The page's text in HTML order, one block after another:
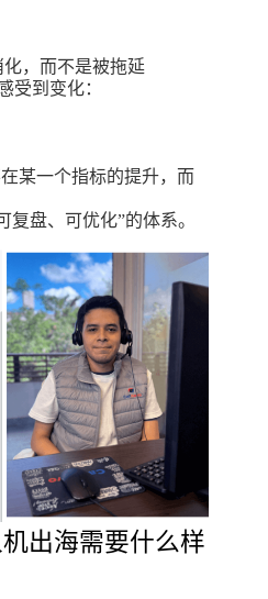
，而不是被拖延
受到变化：
某一个指标的提升，而
盘、可优化”的体系。
出海需要什么样